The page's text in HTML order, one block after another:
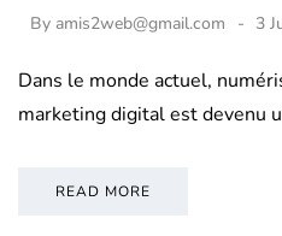
By amis2web@gmail.com 3
Dans le monde actuel,
marketing digital est devenu
READ MORE